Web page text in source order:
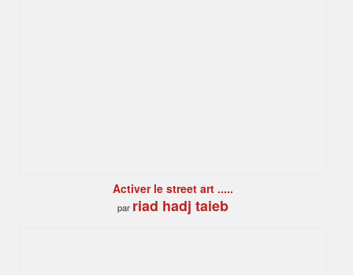
Activer le street art .....
par riad hadj taieb